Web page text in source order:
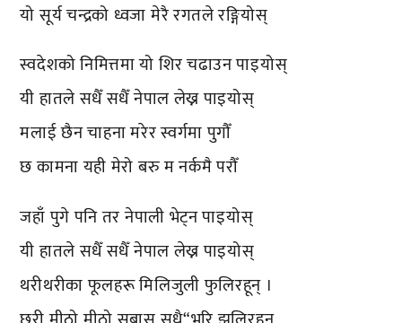
यो सूर्य चन्द्रको ध्वजा मेरै रगतले रङ्गियोस्
स्वदेशको निमित्तमा यो शिर चढाउन पाइयोस्
यी हातले सधैँ सधैँ नेपाल लेख्न पाइयोस्
मलाई छैन चाहना मरेर स्वर्गमा पुगौँ
छ कामना यही मेरो बरु म नर्कमै परौँ
जहाँ पुगे पनि तर नेपाली भेट्न पाइयोस्
यी हातले सधैँ सधैँ नेपाल लेख्न पाइयोस्
थरीथरीका फूलहरू मिलिजुली फुलिरहून् ।